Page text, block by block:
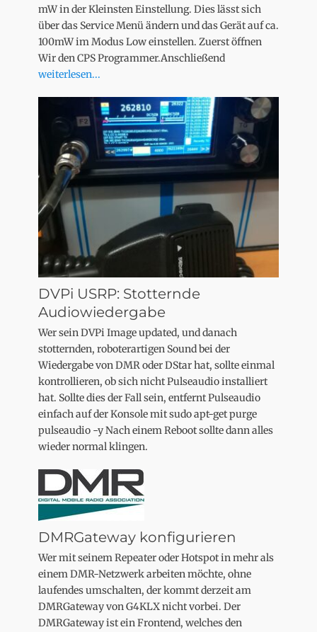
mW in der Kleinsten Einstellung. Dies lässt sich
über das Service Menü ändern und das Gerät auf ca.
100mW im Modus Low einstellen. Zuerst öffnen
Wir den CPS Programmer.Anschließend
weiterlesen...
DVPi USRP: Stotternde
Audiowiedergabe
Wer sein DVPi Image updated, und danach
stotternden, roboterartigen Sound bei der
Wiedergabe von DMR oder DStar hat, sollte einmal
kontrollieren, ob sich nicht Pulseaudio installiert
hat. Sollte dies der Fall sein, entfernt Pulseaudio
einfach auf der Konsole mit sudo apt-get purge
pulseaudio -y Nach einem Reboot sollte dann alles
wieder normal klingen.
DMRGateway konfigurieren
Wer mit seinem Repeater oder Hotspot in mehr als
einem DMR-Netzwerk arbeiten möchte, ohne
laufendes umschalten, der kommt derzeit am
DMRGateway von G4KLX nicht vorbei. Der
DMRGateway ist ein Frontend, welches den